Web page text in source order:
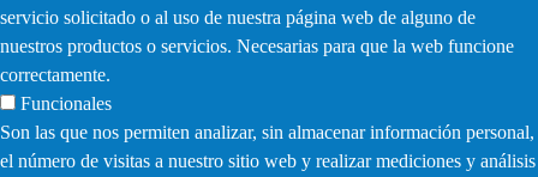
servicio solicitado o al uso de nuestra página web de alguno de
nuestros productos o servicios. Necesarias para que la web funcione
correctamente.
Funcionales
Son las que nos permiten analizar, sin almacenar información personal,
el número de visitas a nuestro sitio web y realizar mediciones y análisis